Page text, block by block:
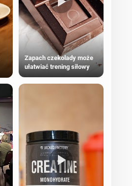
Zapach czekolady może
ułatwiać trening siłowy